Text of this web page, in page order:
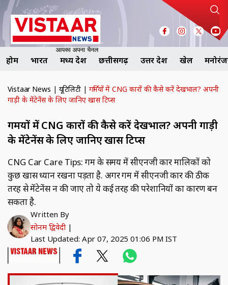
होम भारत मध्य प्रदेश छत्तीसगढ़ उत्तर प्रदेश खेल
Vistaar News | यूटिलिटी | गर्मियों में CNG कारों की कैसे करें देखभाल? अपनी
गाड़ी के मेंटेनेंस के लिए जानिए खास टिप्स
गर्मियों में CNG कारों की कैसे करें देखभाल? अपनी गाड़ी
के मेंटेनेंस के लिए जानिए खास टिप्स
CNG Car Care Tips: गर्मी के समय में सीएनजी कार मालिकों को
कुछ खास ध्यान रखना पड़ता है. अगर गर्मी में सीएनजी कार की ठीक
तरह से मेंटेनेंस न की जाए तो ये कई तरह की परेशानियों का कारण बन
सकता है.
Written By
सोनम द्विवेदी |
Last Updated: Apr 07, 2025 01:06 PM IST